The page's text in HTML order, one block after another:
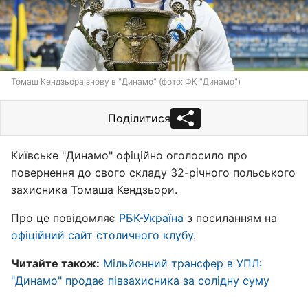
Томаш Кендзьора знову в "Динамо" (фото: ФК "Динамо")
Поділитися
Київське "Динамо" офіційно оголосило про
повернення до свого складу 32-річного польського
захисника Томаша Кендзьори.
Про це повідомляє РБК-Україна з посиланням на
офіційний сайт столичного клубу.
Читайте також: Мільйонний трансфер в УПЛ:
"Динамо" продає півзахисника за солідну суму